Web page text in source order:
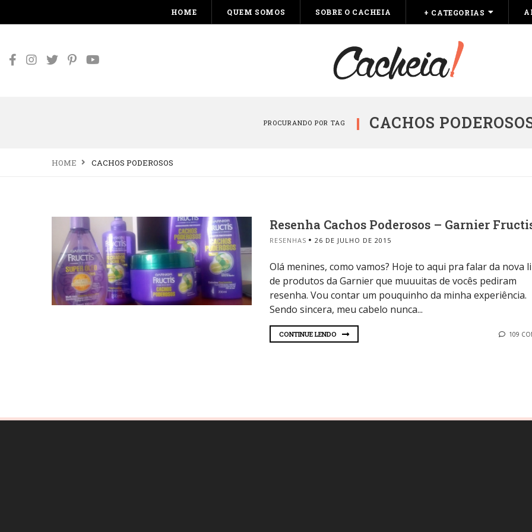
HOME QUEM SOMOS SOBRE O CACHEIA + CATEGORIAS
PROCURANDO POR TAG CACHOS
HOME CACHOS PODEROSOS
Resenha Cachos Poderosos – Garnier
RESENHAS 26 DE JULHO DE 2015
Olá menines, como vamos? Hoje to aqui pra falar da nova
de produtos da Garnier que muuuitas de vocês pediram
resenha. Vou contar um pouquinho da minha experiência.
Sendo sincera, meu cabelo nunca...
CONTINUE LENDO 109